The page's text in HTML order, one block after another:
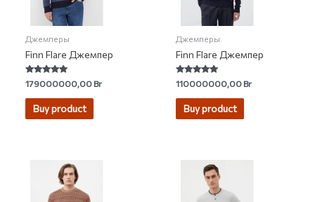
Джемперы
Finn Flare Джемпер
Rated
5.00
out of 5
179000000,00Br
Buy product
Джемперы
Finn Flare Джемпер
Rated
4.70
out of 5
110000000,00Br
Buy product